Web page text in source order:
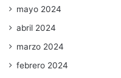
mayo 2024
abril 2024
marzo 2024
febrero 2024